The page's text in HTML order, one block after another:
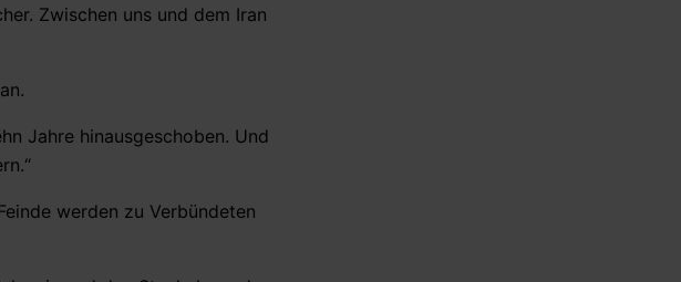
Zwischen uns und dem Iran
Jahre hinausgeschoben. Und
werden zu Verbündeten